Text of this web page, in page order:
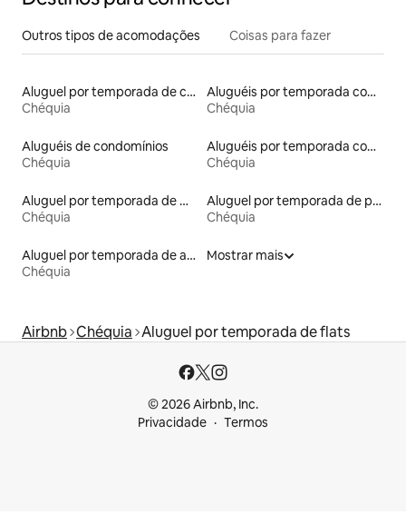
Outros tipos de acomodações Coisas para fazer
Aluguel por temporada de casas arredondadas
Chéquia
Aluguéis por temporada com acesso à praia
Chéquia
Aluguéis de condomínios
Chéquia
Aluguéis por temporada com cama de altura acessível
Chéquia
Aluguel por temporada de microcasas
Chéquia
Aluguel por temporada de pensões coreanas
Chéquia
Aluguel por temporada de apart-hotéis
Chéquia
Mostrar mais
Airbnb Chéquia Aluguel por temporada de flats
© 2026 Airbnb, Inc.
Privacidade
Termos